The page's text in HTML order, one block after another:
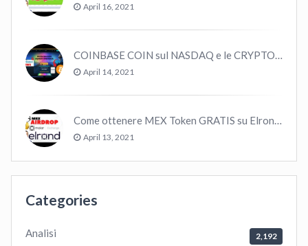
April 16, 2021
COINBASE COIN sul NASDAQ e le CRYPTO volano!
April 14, 2021
Come ottenere MEX Token GRATIS su Elrond ?
April 13, 2021
Categories
Analisi 2,192